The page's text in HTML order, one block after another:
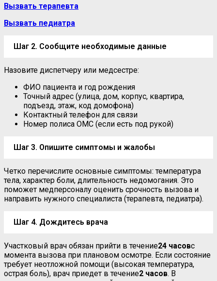
Вызвать терапевта
Вызвать педиатра
Шаг 2. Сообщите необходимые данные
Назовите диспетчеру или медсестре:
ФИО пациента и год рождения
Точный адрес (улица, дом, корпус, квартира,
подъезд, этаж, код домофона)
Контактный телефон для связи
Номер полиса ОМС (если есть под рукой)
Шаг 3. Опишите симптомы и жалобы
Четко перечислите основные симптомы: температура
тела, характер боли, длительность недомогания. Это
поможет медперсоналу оценить срочность вызова и
направить нужного специалиста (терапевта, педиатра).
Шаг 4. Дождитесь врача
Участковый врач обязан прийти в течение24 часовс
момента вызова при плановом осмотре. Если состояние
требует неотложной помощи (высокая температура,
острая боль), врач приедет в течение2 часов. В